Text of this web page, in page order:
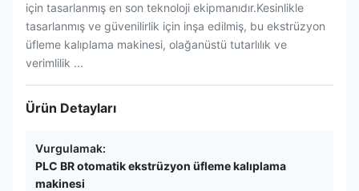
için tasarlanmış en son teknoloji ekipmanıdır.Kesinlikle
tasarlanmış ve güvenilirlik için inşa edilmiş, bu ekstrüzyon
üfleme kalıplama makinesi, olağanüstü tutarlılık ve
verimlilik ...
Ürün Detayları
Vurgulamak:
PLC BR otomatik ekstrüzyon üfleme kalıplama
makinesi